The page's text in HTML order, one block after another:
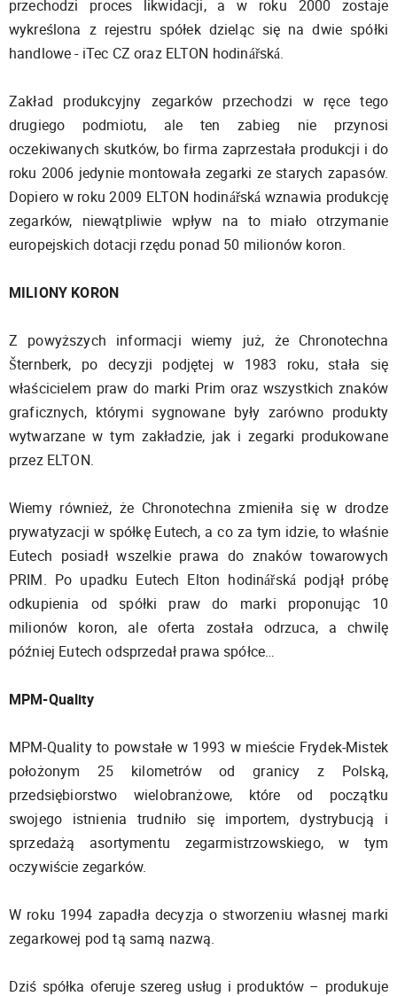
przechodzi proces likwidacji, a w roku 2000 zostaje
wykreślona z rejestru spółek dzieląc się na dwie spółki
handlowe - iTec CZ oraz ELTON hodinářská.
Zakład produkcyjny zegarków przechodzi w ręce tego
drugiego podmiotu, ale ten zabieg nie przynosi
oczekiwanych skutków, bo firma zaprzestała produkcji i do
roku 2006 jedynie montowała zegarki ze starych zapasów.
Dopiero w roku 2009 ELTON hodinářská wznawia produkcję
zegarków, niewątpliwie wpływ na to miało otrzymanie
europejskich dotacji rzędu ponad 50 milionów koron.
MILIONY KORON
Z powyższych informacji wiemy już, że Chronotechna
Šternberk, po decyzji podjętej w 1983 roku, stała się
właścicielem praw do marki Prim oraz wszystkich znaków
graficznych, którymi sygnowane były zarówno produkty
wytwarzane w tym zakładzie, jak i zegarki produkowane
przez ELTON.
Wiemy również, że Chronotechna zmieniła się w drodze
prywatyzacji w spółkę Eutech, a co za tym idzie, to właśnie
Eutech posiadł wszelkie prawa do znaków towarowych
PRIM. Po upadku Eutech Elton hodinářská podjął próbę
odkupienia od spółki praw do marki proponując 10
milionów koron, ale oferta została odrzuca, a chwilę
później Eutech odsprzedał prawa spółce…
MPM-Quality
MPM-Quality to powstałe w 1993 w mieście Frydek-Mistek
położonym 25 kilometrów od granicy z Polską,
przedsiębiorstwo wielobranżowe, które od początku
swojego istnienia trudniło się importem, dystrybucją i
sprzedażą asortymentu zegarmistrzowskiego, w tym
oczywiście zegarków.
W roku 1994 zapadła decyzja o stworzeniu własnej marki
zegarkowej pod tą samą nazwą.
Dziś spółka oferuje szereg usług i produktów – produkuje